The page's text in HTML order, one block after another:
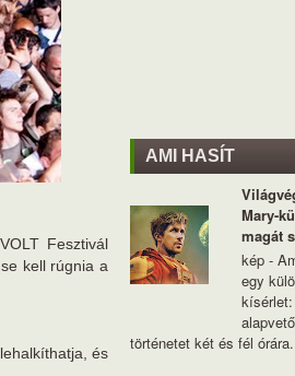
Fesztivál
kell rúgnia a
és
AMI HASÍT
Mary-
magát
kép -
egy
történetet két és fél